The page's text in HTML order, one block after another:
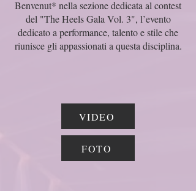
Benvenut* nella sezione dedicata al contest
del "The Heels Gala Vol. 3", l’evento
dedicato a performance, talento e stile che
riunisce gli appassionati a questa disciplina.
VIDEO
FOTO